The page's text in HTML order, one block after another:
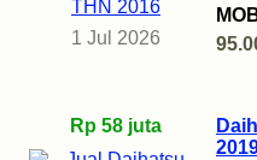
1 Jul 2026
Rp 58 juta